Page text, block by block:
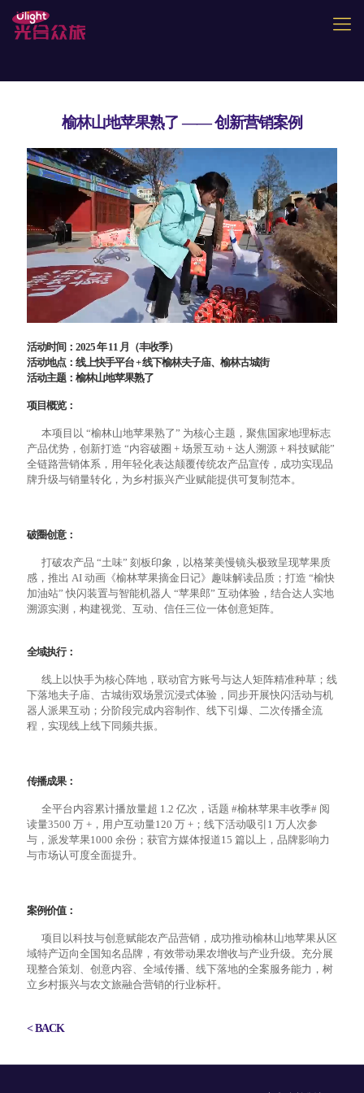
榆林山地苹果熟了 —— 创新营销案例
活动时间：2025 年 11 月（丰收季）
活动地点：线上快手平台 + 线下榆林夫子庙、榆林古城街
活动主题：榆林山地苹果熟了
项目概览：
本项目以 “榆林山地苹果熟了” 为核心主题，聚焦国家地理标志
产品优势，创新打造 “内容破圈 + 场景互动 + 达人溯源 + 科技赋能”
全链路营销体系，用年轻化表达颠覆传统农产品宣传，成功实现品
牌升级与销量转化，为乡村振兴产业赋能提供可复制范本。
破圈创意：
打破农产品 “土味” 刻板印象，以格莱美慢镜头极致呈现苹果质
感，推出 AI 动画《榆林苹果摘金日记》趣味解读品质；打造 “榆快
加油站” 快闪装置与智能机器人 “苹果郎” 互动体验，结合达人实地
溯源实测，构建视觉、互动、信任三位一体创意矩阵。
全域执行：
线上以快手为核心阵地，联动官方账号与达人矩阵精准种草；线
下落地夫子庙、古城街双场景沉浸式体验，同步开展快闪活动与机
器人派果互动；分阶段完成内容制作、线下引爆、二次传播全流
程，实现线上线下同频共振。
传播成果：
全平台内容累计播放量超 1.2 亿次，话题 #榆林苹果丰收季# 阅
读量3500 万 +，用户互动量120 万 +；线下活动吸引1 万人次参
与，派发苹果1000 余份；获官方媒体报道15 篇以上，品牌影响力
与市场认可度全面提升。
案例价值：
项目以科技与创意赋能农产品营销，成功推动榆林山地苹果从区
域特产迈向全国知名品牌，有效带动果农增收与产业升级。充分展
现整合策划、创意内容、全域传播、线下落地的全案服务能力，树
立乡村振兴与农文旅融合营销的行业标杆。
< BACK